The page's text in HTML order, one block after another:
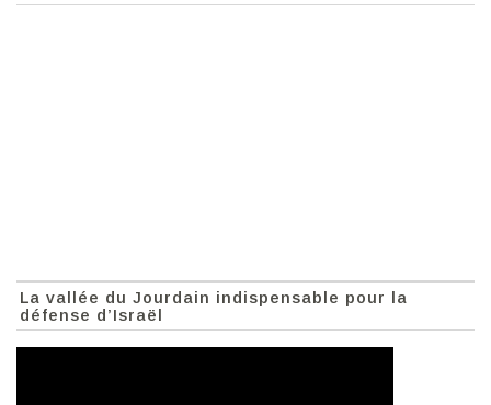
La vallée du Jourdain indispensable pour la
défense d’Israël